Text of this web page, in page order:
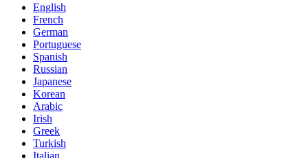
English
French
German
Portuguese
Spanish
Russian
Japanese
Korean
Arabic
Irish
Greek
Turkish
Italian